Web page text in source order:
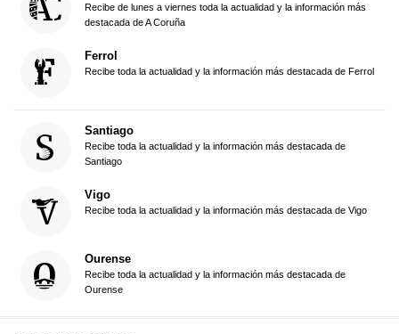
Recibe de lunes a viernes toda la actualidad y la información más
destacada de A Coruña
Ferrol
Recibe toda la actualidad y la información más destacada de Ferrol
Santiago
Recibe toda la actualidad y la información más destacada de
Santiago
Vigo
Recibe toda la actualidad y la información más destacada de Vigo
Ourense
Recibe toda la actualidad y la información más destacada de
Ourense